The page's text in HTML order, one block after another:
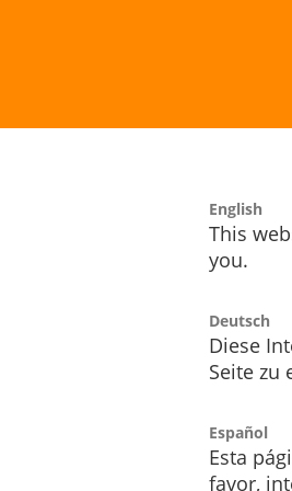
English
This
you.
Deutsch
Diese
Seite zu
Español
Esta
favor,